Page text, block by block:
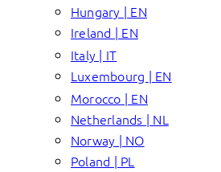
Hungary | EN
Ireland | EN
Italy | IT
Luxembourg | EN
Morocco | EN
Netherlands | NL
Norway | NO
Poland | PL